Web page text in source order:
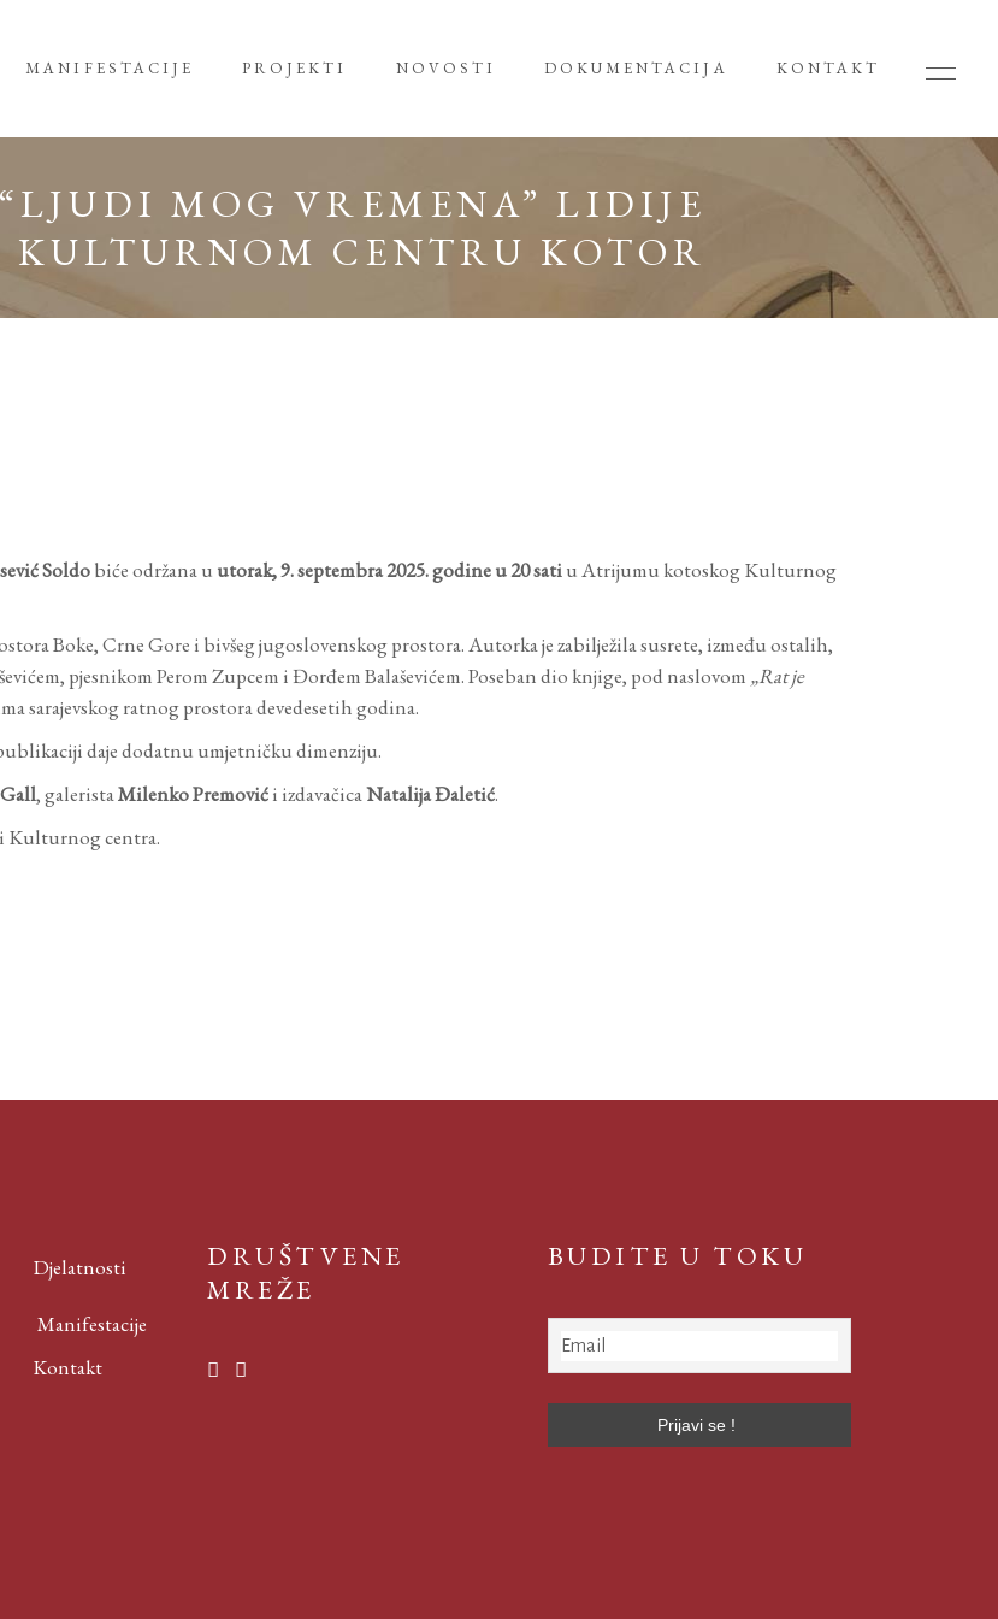
MANIFESTACIJE PROJEKTI NOVOSTI DOKUMENTACIJA KONTAKT
MOG VREMENA” LIDIJE
KULTURNOM CENTRU KOTOR
Soldobiće održana u utorak, 9. septembra 2025. godine u 20 satiu Atrijumu kotoskog Kulturnog
Boke, Crne Gore i bivšeg jugoslovenskog prostora. Autorka je zabilježila susrete, između ostalih,
pjesnikom Perom Zupcem i Đorđem Balaševićem. Poseban dio knjige, pod naslovom „Rat je
sarajevskog ratnog prostora devedesetih godina.
daje dodatnu umjetničku dimenziju.
, galeristaMilenko Premovići izdavačicaNatalija Đaletić.
Kulturnog centra.
Djelatnosti
Manifestacije
Kontakt
DRUŠTVENE
MREŽE
BUDITE U TOKU